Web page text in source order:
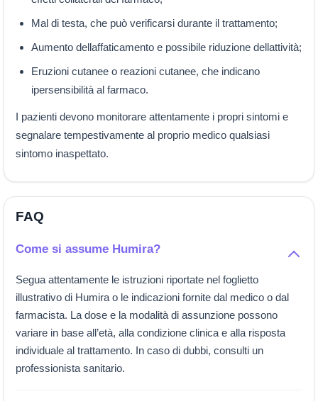
Mal di testa, che può verificarsi durante il trattamento;
Aumento dellaffaticamento e possibile riduzione dellattività;
Eruzioni cutanee o reazioni cutanee, che indicano
ipersensibilità al farmaco.
I pazienti devono monitorare attentamente i propri sintomi e
segnalare tempestivamente al proprio medico qualsiasi
sintomo inaspettato.
FAQ
Come si assume Humira?
Segua attentamente le istruzioni riportate nel foglietto
illustrativo di Humira o le indicazioni fornite dal medico o dal
farmacista. La dose e la modalità di assunzione possono
variare in base all’età, alla condizione clinica e alla risposta
individuale al trattamento. In caso di dubbi, consulti un
professionista sanitario.